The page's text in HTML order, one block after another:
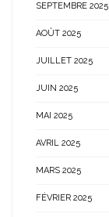
SEPTEMBRE 2025
AOÛT 2025
JUILLET 2025
JUIN 2025
MAI 2025
AVRIL 2025
MARS 2025
FÉVRIER 2025